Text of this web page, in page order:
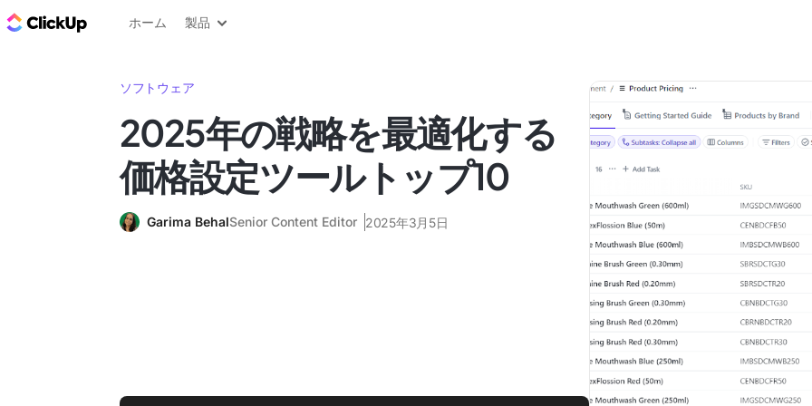
ClickUp ブログ
ホーム 製品
ソフトウェア
2025年の戦略を最適化する
価格設定ツールトップ10
Garima BehalSenior Content Editor 2025年3月5日